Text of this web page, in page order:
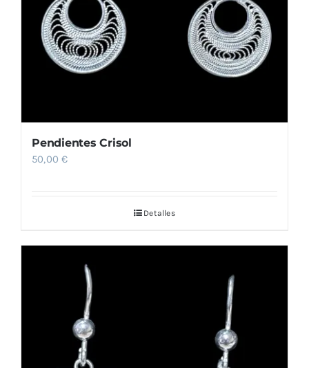
Pendientes Crisol
50,00€
Detalles